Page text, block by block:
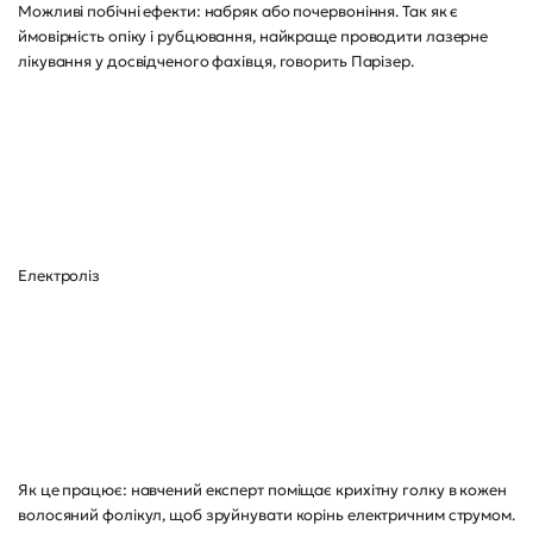
Можливі побічні ефекти: набряк або почервоніння. Так як є
ймовірність опіку і рубцювання, найкраще проводити лазерне
лікування у досвідченого фахівця, говорить Парізер.
Електроліз
Як це працює: навчений експерт поміщає крихітну голку в кожен
волосяний фолікул, щоб зруйнувати корінь електричним струмом.